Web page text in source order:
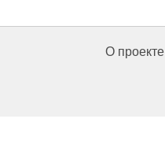
О проекте